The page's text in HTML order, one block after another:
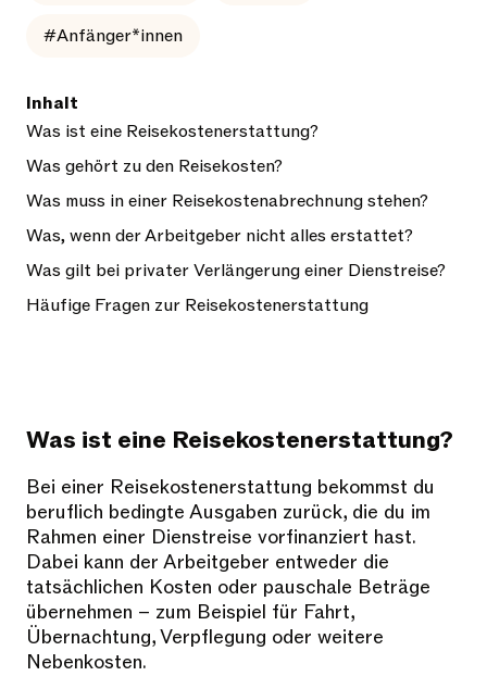
#Anfänger*innen
Inhalt
Was ist eine Reisekostenerstattung?
Was gehört zu den Reisekosten?
Was muss in einer Reisekostenabrechnung stehen?
Was, wenn der Arbeitgeber nicht alles erstattet?
Was gilt bei privater Verlängerung einer Dienstreise?
Häufige Fragen zur Reisekostenerstattung
Was ist eine Reisekostenerstattung?
Bei einer Reisekostenerstattung bekommst du
beruflich bedingte Ausgaben zurück, die du im
Rahmen einer Dienstreise vorfinanziert hast.
Dabei kann der Arbeitgeber entweder die
tatsächlichen Kosten oder pauschale Beträge
übernehmen – zum Beispiel für Fahrt,
Übernachtung, Verpflegung oder weitere
Nebenkosten.